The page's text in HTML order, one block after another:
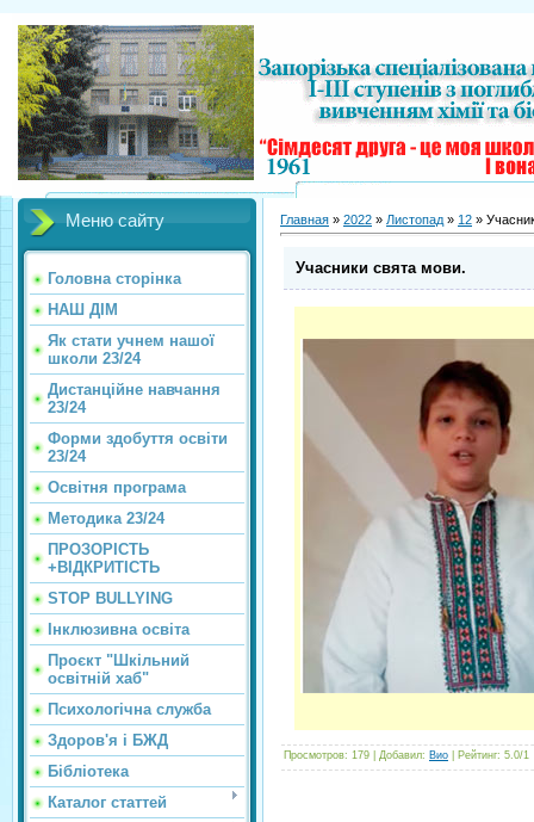
Меню сайту
Головна сторінка
НАШ ДІМ
Як стати учнем нашої
школи 23/24
Дистанційне навчання
23/24
Форми здобуття освіти
23/24
Освітня програма
Методика 23/24
ПРОЗОРІСТЬ
+ВІДКРИТІСТЬ
STOP BULLYING
Інклюзивна освіта
Проєкт "Шкільний
освітній хаб"
Психологічна служба
Здоров'я і БЖД
Бібліотека
Каталог статтей
Главная » 2022 » Листопад » 12 »
Учасники свята мови.
Просмотров: 179 Добавил: Вио Рейтинг: 5.0/1